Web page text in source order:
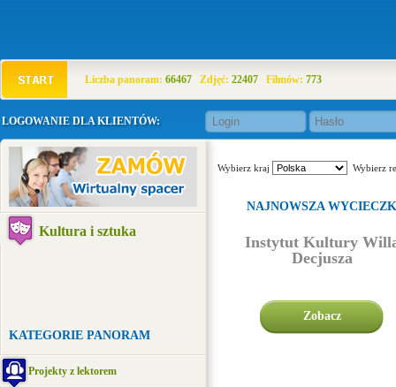
Liczba panoram: 66467 Zdjęć: 22407 Filmów: 773
LOGOWANIE DLA KLIENTÓW:
Kultura i sztuka
KATEGORIE PANORAM
Projekty z lektorem
Wybierz kraj Wybierz
NAJNOWSZA
Instytut Kultury
Decjusza
Zobacz